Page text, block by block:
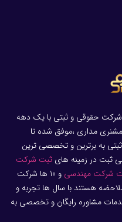
حقوقی و ثبتی با یک دهه
مداری ،موفق شده تا
به برترین و تخصصی ترین
ثبت در زمینه های ثبت شرکت
شرکت مهندسی
و 10 ها شرکت
هستند با سال ها تجربه و
مشاوره رایگان و تخصصی به